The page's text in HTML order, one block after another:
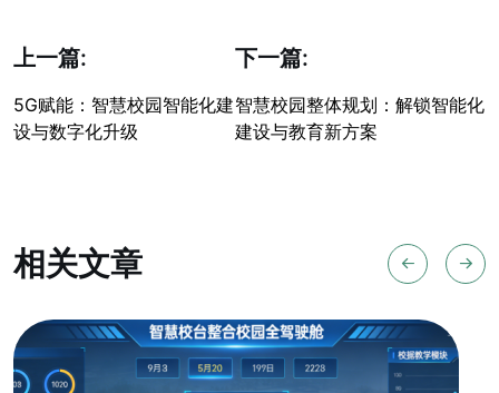
上一篇:
5G赋能：智慧校园智能化建
设与数字化升级
下一篇:
智慧校园整体规划：解锁智能化
建设与教育新方案
相关文章